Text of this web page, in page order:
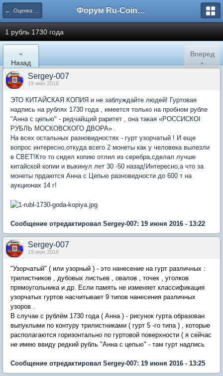
← Оценка монет царской России Форум Ru-Coin.ru
1 рубль 1730 года
«
Назад
Вперед
»
Sergey-007
19 июн 2016
ЭТО КИТАЙСКАЯ КОПИЯ и не заблуждайте людей! Гуртовая
надпись на рублях 1730 года , имеется только на пробном рубле
"Анна с цепью" - редчайщий раритет , она такая «РОССИСКОI
РУБЛЬ МОСКОВСКОГО ДВОРА» .
На всех остальных разновидностях - гурт узорчатый ! И еще
вопрос интересно,откуда всего 2 монеты как у человека вылезли
в СВЕТ!Кто то сидел копию отлил из серебра,сделал лучше
китайской копии и выкинул лет 30 -50 назад!Интересно,а что за
монеты прдаются Анна с Цепью разновидности до 600 т на
аукционах 14 г!
Сообщение отредактировал Sergey-007: 19 июня 2016 - 13:22
Sergey-007
19 июн 2016
"Узорчатый" ( или узорный ) - это нанесение на гурт различных :
трилистников , дубовых листьев , овалов , точек , уголков
прямоугольника и др. Если память не изменяет классификация
узорчатых гуртов насчитывает 9 типов нанесения различных
узоров .
В случае с рублём 1730 года ( Анна ) - рисунок гурта образован
выпуклыми по контуру трилистниками ( гурт 5 -го типа ) , которые
располагаются горизонтально по гуртовой поверхности ( я сейчас
не имею ввиду редкий рубль "Анна с цепью" - там гурт надпись
Сообщение отредактировал Sergey-007: 19 июня 2016 - 13:25